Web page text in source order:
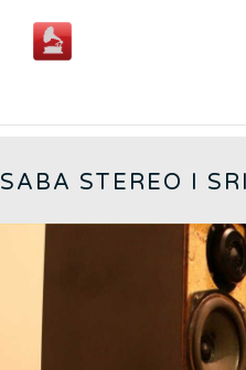
contenuto
SABA STEREO I